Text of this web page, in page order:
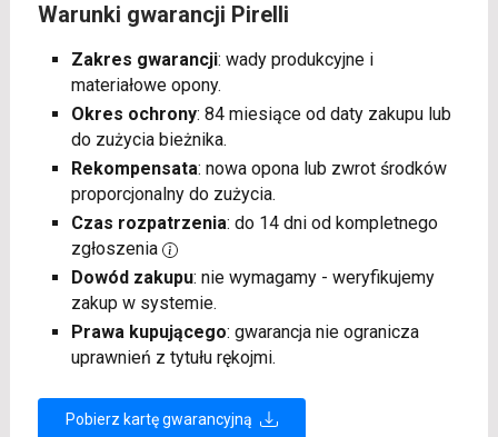
Warunki gwarancji Pirelli
Zakres gwarancji: wady produkcyjne i
materiałowe opony.
Okres ochrony: 84 miesiące od daty zakupu lub
do zużycia bieżnika.
Rekompensata: nowa opona lub zwrot środków
proporcjonalny do zużycia.
Czas rozpatrzenia: do 14 dni od kompletnego
zgłoszenia
Dowód zakupu: nie wymagamy - weryfikujemy
zakup w systemie.
Prawa kupującego: gwarancja nie ogranicza
uprawnień z tytułu rękojmi.
Pobierz kartę gwarancyjną